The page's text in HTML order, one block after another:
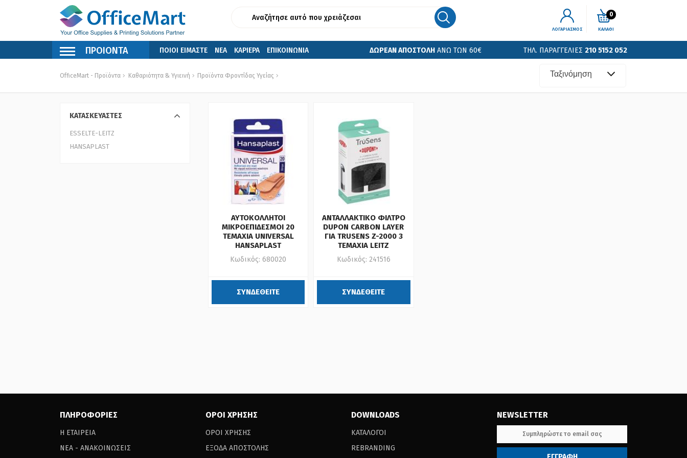
ΛΟΓΑΡΙΑΣΜΟΣ ΚΑΛΑΘΙ
0
ΠΡΟΙΟΝΤΑ ΠΟΙΟΙ ΕΙΜΑΣΤΕ ΝΕΑ ΚΑΡΙΕΡΑ ΕΠΙΚΟΙΝΩΝΙΑ ΔΩΡΕΑΝ ΑΠΟΣΤΟΛΗ ΑΝΩ ΤΩΝ 60€ ΤΗΛ. ΠΑΡΑΓΓΕΛΙΕΣ 210 5152 052
OfficeMart - Προϊόντα Καθαριότητα & Υγιεινή Προϊόντα Φροντίδας Υγείας Ταξινόμηση
ΚΑΤΑΣΚΕΥΑΣΤΕΣ
ESSELTE-LEITZ
HANSAPLAST
ΑΥΤΟΚΟΛΛΗΤΟΙ
ΜΙΚΡΟΕΠΙΔΕΣΜΟΙ 20
ΤΕΜΑΧΙΑ UNIVERSAL
HANSAPLAST
Κωδικός: 680020
ΣΥΝΔΕΘΕΙΤΕ
ΑΝΤΑΛΛΑΚΤΙΚΟ ΦΙΛΤΡΟ
DUPON CARBON LAYER
ΓΙΑ TRUSENS Z-2000 3
TEMAXIA LEITZ
Κωδικός: 241516
ΣΥΝΔΕΘΕΙΤΕ
ΠΛΗΡΟΦΟΡΙΕΣ
Η ΕΤΑΙΡΕΙΑ
ΝΕΑ - ΑΝΑΚΟΙΝΩΣΕΙΣ
ΟΡΟΙ ΧΡΗΣΗΣ
ΟΡΟΙ ΧΡΗΣΗΣ
ΕΞΟΔΑ ΑΠΟΣΤΟΛΗΣ
DOWNLOADS
ΚΑΤΑΛΟΓΟΙ
REBRANDING
NEWSLETTER